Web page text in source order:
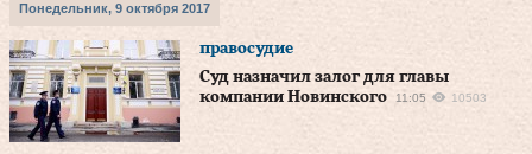
Понедельник, 9 октября 2017
правосудие
Суд назначил залог для главы
компании Новинского
11:05 10503